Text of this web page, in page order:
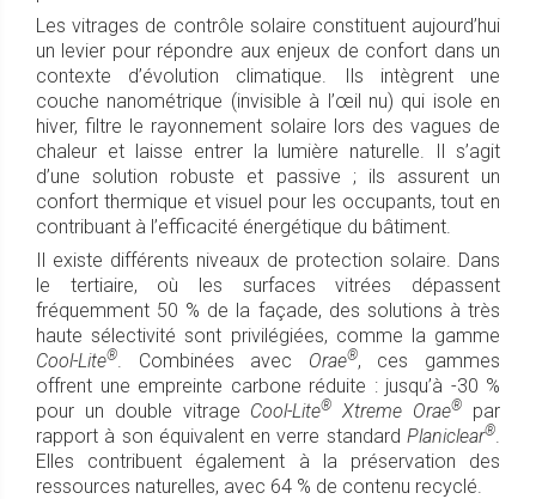
Les vitrages de contrôle solaire constituent aujourd’hui
un levier pour répondre aux enjeux de confort dans un
contexte d’évolution climatique. Ils intègrent une
couche nanométrique (invisible à l’œil nu) qui isole en
hiver, filtre le rayonnement solaire lors des vagues de
chaleur et laisse entrer la lumière naturelle. Il s’agit
d’une solution robuste et passive ; ils assurent un
confort thermique et visuel pour les occupants, tout en
contribuant à l’efficacité énergétique du bâtiment.
Il existe différents niveaux de protection solaire. Dans
le tertiaire, où les surfaces vitrées dépassent
fréquemment 50 % de la façade, des solutions à très
haute sélectivité sont privilégiées, comme la gamme
Cool-Lite®. Combinées avec Orae®, ces gammes
offrent une empreinte carbone réduite : jusqu’à -30 %
pour un double vitrage Cool-Lite® Xtreme Orae®
par
rapport à son équivalent en verre standard Planiclear®.
Elles contribuent également à la préservation des
ressources naturelles, avec 64 % de contenu recyclé.